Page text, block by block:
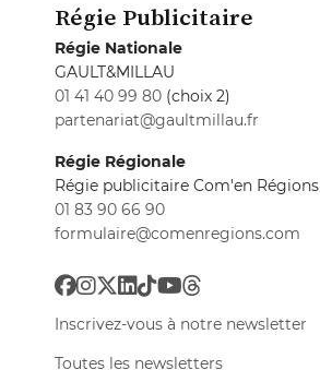
Régie Publicitaire
Régie Nationale
GAULT&MILLAU
01 41 40 99 80 (choix 2)
partenariat@gaultmillau.fr
Régie Régionale
Régie publicitaire Com'en Régions
01 83 90 66 90
formulaire@comenregions.com
Inscrivez-vous à notre newsletter
Toutes les newsletters